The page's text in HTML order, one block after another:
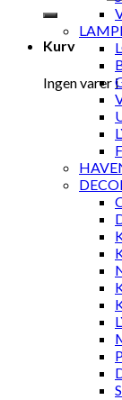
Kurv
Ingen varer